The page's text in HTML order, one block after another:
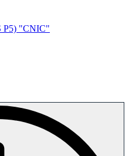
P5) "CNIC"